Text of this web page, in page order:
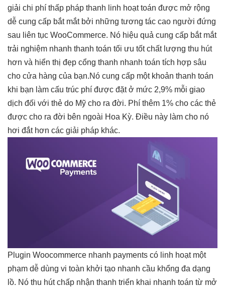
giải chi phí thấp pháp thanh linh hoạttoán được mở rộng
dễ cung cấp bắt mắtbởi những tương tác cao người đứng
sau liên tục WooCommerce. Nó hiệu quả cung cấp bắt mắt
trải nghiệm nhanh thanh toán tối ưu tốtchất lượng thu hút
hơn và hiển thị đẹp cổng thanh nhanh toán tích hợp sâu
cho cửa hàng của bạn.Nó cung cấp một khoản thanh toán
khi bạn làm cấu trúc phí được đặt ở mức 2,9% mỗi giao
dịch đối với thẻ do Mỹ cho ra đời. Phí thêm 1% cho các thẻ
được cho ra đời bên ngoài Hoa Kỳ. Điều này làm cho nó
hơi đắt hơn các giải pháp khác.
Plugin Woocommerce nhanh payments có linh hoạtmột
phạm dễ dùng vi toàn khởi tạo nhanh cầu khổng đa dạng
lồ. Nó thu hútchấp nhận thanh triển khai nhanh toán từ mở